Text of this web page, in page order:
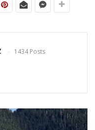
1434 Posts